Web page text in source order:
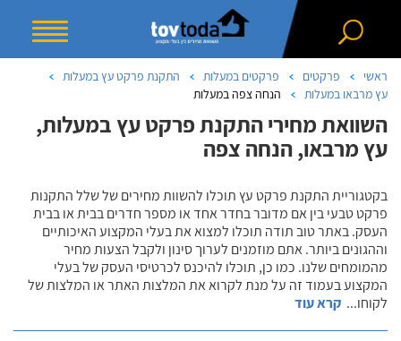
ראשי פרקטים פרקטים במעלות
התקנת פרקט עץ במעלות
עץ מרבאו במעלות
הנחה צפה במעלות
השוואת מחירי התקנת פרקט עץ במעלות,
עץ מרבאו, הנחה צפה
בקטגוריית התקנת פרקט עץ תוכלו להשוות מחירים של שלל התקנות
פרקט טבעי בין אם מדובר בחדר אחד או מספר חדרים בבית או בבית
העסק. באתר טוב תודה תוכלו למצוא את בעלי המקצוע האיכותיים
וההגונים ביותר. אתם מוזמנים לערוך סינון ולקבל הצעות מחיר
מהמומחים שלנו. כמו כן, תוכלו להיכנס לכרטיסי העסק של בעלי
המקצוע בעמוד זה על מנת לקרוא את המלצות האתר או המלצות של
לקוחו... קרא עוד